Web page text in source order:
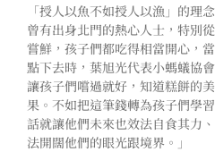
「授人以魚不如授人以漁」的理
曾有出身北門的熱心人士，特別
嘗鮮，孩子們都吃得相當開心，
點下去時，葉旭光代表小螞蟻協
讓孩子們嚐過就好，知道糕餅的
果。不如把這筆錢轉為孩子們學
話就讓他們未來也效法自食其力
法開闊他們的眼光跟境界。」